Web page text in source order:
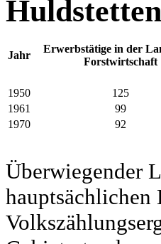
Huldstetten
Jahr
Erwerbstätige in der
Forstwirtschaft
1950 125
1961
99
1970
92
Überwiegender
hauptsächlichen